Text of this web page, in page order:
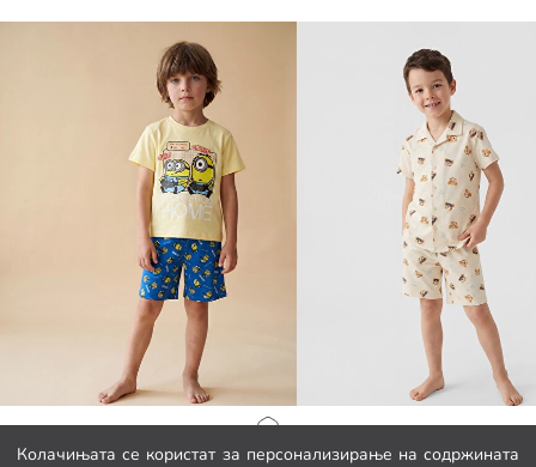
Колачињата се користат за персонализирање на содржината
Почетна страница
Миниони печатен краток сет пижами за момчиња